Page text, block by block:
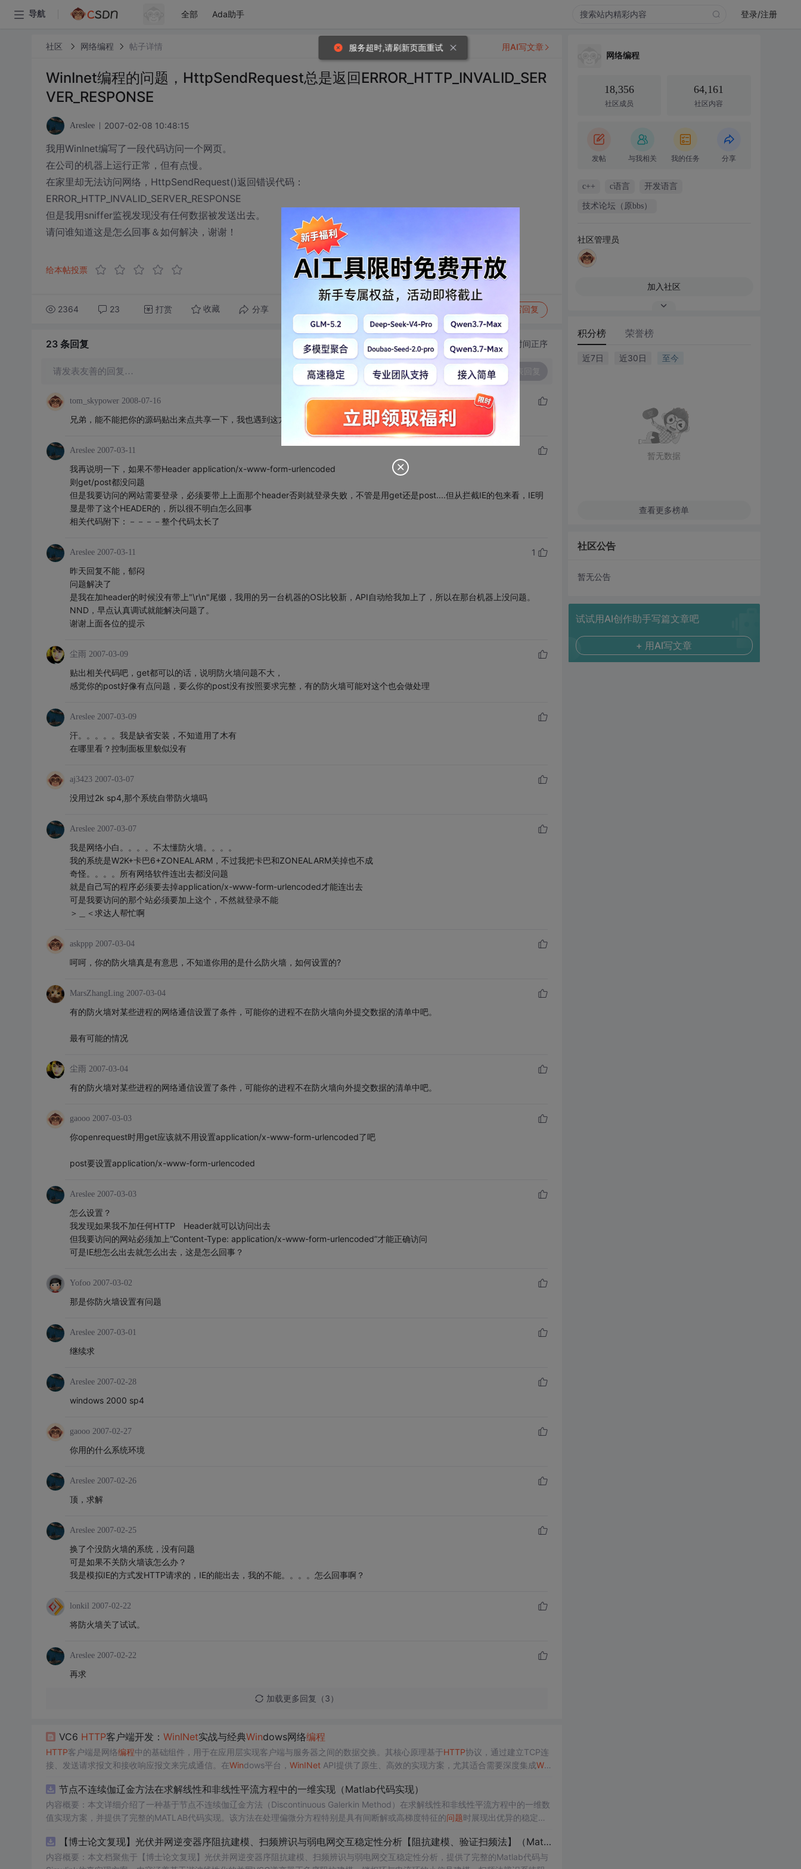
导航 全部 Ada助手 登录/注册
社区 网络编程 帖子详情
WinInet编程的问题，HttpSendRequest总是返回ERROR_HTTP_INVALID_SER
VER_RESPONSE
Areslee 2007-02-08 10:48:15
我用WinInet编写了一段代码访问一个网页。
在公司的机器上运行正常，但有点慢。
在家里却无法访问网络，HttpSendRequest()返回错误代码：
ERROR_HTTP_INVALID_SERVER_RESPONSE
但是我用sniffer监视发现没有任何数据被发送出去。
请问谁知道这是怎么回事＆如何解决，谢谢！
给本帖投票
2364 23 打赏 收藏 分享 写回复
用AI写文章
23 条回复 切换为时间正序
请发表友善的回复… 发表回复
tom_skypower 2008-07-16
兄弟，能不能把你的源码贴出来点共享一下，我也遇到这方面的问题！谢谢了
Areslee 2007-03-11
我再说明一下，如果不带Header application/x-www-form-urlencoded
则get/post都没问题
但是我要访问的网站需要登录，必须要带上上面那个header否则就登录失败，不管是用get还是post....但从拦截IE的包来看，IE明
显是带了这个HEADER的，所以很不明白怎么回事
相关代码附下：－－－－整个代码太长了
Areslee 2007-03-11
1
昨天回复不能，郁闷
问题解决了
是我在加header的时候没有带上"\r\n"尾缀，我用的另一台机器的OS比较新，API自动给我加上了，所以在那台机器上没问题。
NND，早点认真调试就能解决问题了。
谢谢上面各位的提示
尘雨 2007-03-09
贴出相关代码吧，get都可以的话，说明防火墙问题不大，
感觉你的post好像有点问题，要么你的post没有按照要求完整，有的防火墙可能对这个也会做处理
Areslee 2007-03-09
汗。。。。。我是缺省安装，不知道用了木有
在哪里看？控制面板里貌似没有
aj3423 2007-03-07
没用过2k sp4,那个系统自带防火墙吗
Areslee 2007-03-07
我是网络小白。。。。不太懂防火墙。。。。
我的系统是W2K+卡巴6+ZONEALARM，不过我把卡巴和ZONEALARM关掉也不成
奇怪。。。。所有网络软件连出去都没问题
就是自己写的程序必须要去掉application/x-www-form-urlencoded才能连出去
可是我要访问的那个站必须要加上这个，不然就登录不能
＞＿＜求达人帮忙啊
askppp 2007-03-04
呵呵，你的防火墙真是有意思，不知道你用的是什么防火墙，如何设置的?
MarsZhangLing 2007-03-04
有的防火墙对某些进程的网络通信设置了条件，可能你的进程不在防火墙向外提交数据的清单中吧。
最有可能的情况
尘雨 2007-03-04
有的防火墙对某些进程的网络通信设置了条件，可能你的进程不在防火墙向外提交数据的清单中吧。
gaooo 2007-03-03
你openrequest时用get应该就不用设置application/x-www-form-urlencoded了吧
post要设置application/x-www-form-urlencoded
Areslee 2007-03-03
怎么设置？
我发现如果我不加任何HTTP Header就可以访问出去
但我要访问的网站必须加上“Content-Type: application/x-www-form-urlencoded”才能正确访问
可是IE想怎么出去就怎么出去，这是怎么回事？
Yofoo 2007-03-02
那是你防火墙设置有问题
Areslee 2007-03-01
继续求
Areslee 2007-02-28
windows 2000 sp4
gaooo 2007-02-27
你用的什么系统环境
Areslee 2007-02-26
顶，求解
Areslee 2007-02-25
换了个没防火墙的系统，没有问题
可是如果不关防火墙该怎么办？
我是模拟IE的方式发HTTP请求的，IE的能出去，我的不能。。。。怎么回事啊？
lonkil 2007-02-22
将防火墙关了试试。
Areslee 2007-02-22
再求
加载更多回复（3）
VC6 HTTP客户端开发： WinINet实战与经典Windows网络编程
HTTP客户端是网络编程中的基础组件，用于在应用层实现客户端与服务器之间的数据交换。其核心原理基于HTTP协议，通过建立TCP连
接、发送请求报文和接收响应报文来完成通信。在Windows平台， WinINetAPI提供了原生、高效的实现方案，尤其适合需要深度集成Win
应用提供了稳定可靠的网络通信能力。在VC6开发环境中，基于WinINet构建HTTP客户端，不仅能满足
节点不连续伽辽金方法在求解线性和非线性平流方程中的一维实现（Matlab代码实现）
内容概要：本文详细介绍了一种基于节点不连续伽辽金方法（Discontinuous Galerkin Method）在求解线性和非线性平流方程中的一维数
值实现方案，并提供了完整的MATLAB代码实现。该方法在处理偏微分方程特别是具有间断解或高梯度特征的问题时展现出优异的稳定性
AB环境中实现该数值方法，并辅以典型算例验证其有效性和可靠性。此外，文章还强调科研工作中“借力”与创新思维的重要性，鼓励研究
者在夯实理论基础的同时勇于探索新思路。; 适合人群：具备偏微分方程数值解法基础知识、熟悉MATLAB编程，从事计算数学、流体力
【博士论文复现】光伏并网逆变器序阻抗建模、扫频辨识与弱电网交互稳定性分析【阻抗建模、验证扫频法】（Matlab代码、Simulink仿真实现）
内容概要：本文档聚焦于【博士论文复现】光伏并网逆变器序阻抗建模、扫频辨识与弱电网交互稳定性分析，提供了完整的Matlab代码与
网络编程
18,356
社区成员
64,161
社区内容
发帖 与我相关 我的任务 分享
c++ c语言 开发语言
技术论坛（原bbs）
社区管理员
加入社区
积分榜 荣誉榜
近7日 近30日 至今
暂无数据
查看更多榜单
社区公告
暂无公告
试试用AI创作助手写篇文章吧
+ 用AI写文章
服务超时,请刷新页面重试